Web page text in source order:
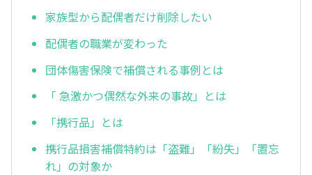
家族型から配偶者だけ削除したい
配偶者の職業が変わった
団体傷害保険で補償される事例とは
「 急激かつ偶然な外来の事故」とは
「携行品」とは
携行品損害補償特約は「盗難」「紛失」「置忘
れ」の対象か